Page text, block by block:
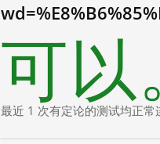
可以
最近 1 次有定论的测试均正常